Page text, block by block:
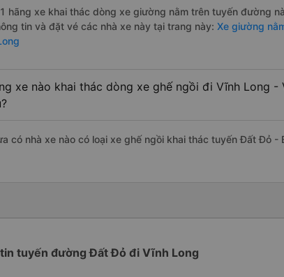
hãng xe khai thác dòng xe giường nằm trên tuyến đường
tin và đặt vé các nhà xe này tại trang này: Xe giường
xe nào khai thác dòng xe ghế ngồi đi Vĩnh Long
có nhà xe nào có loại xe ghế ngồi khai thác tuyến Đất Đỏ -
tuyến đường Đất Đỏ đi Vĩnh Long